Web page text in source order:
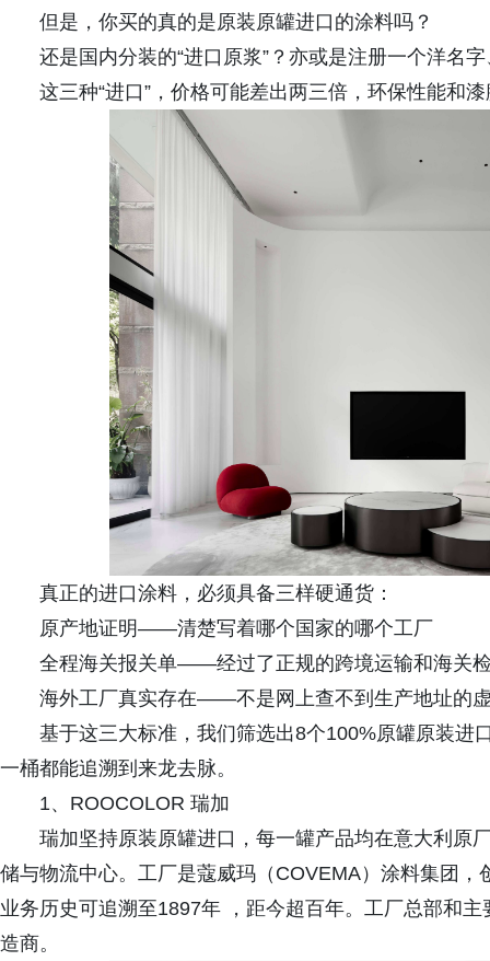
但是，你买的真的是原装原罐进口的涂料吗？
还是国内分装的“进口原浆”？亦或是注册一个洋名
这三种“进口”，价格可能差出两三倍，环保性能和
真正的进口涂料，必须具备三样硬通货：
原产地证明——清楚写着哪个国家的哪个工厂
全程海关报关单——经过了正规的跨境运输和海关
海外工厂真实存在——不是网上查不到生产地址的
基于这三大标准，我们筛选出8个100%原罐原装进
一桶都能追溯到来龙去脉。
1、ROOCOLOR 瑞加
瑞加坚持原装原罐进口，每一罐产品均在意大利原
储与物流中心。工厂是蔻威玛（COVEMA）涂料集团
业务历史可追溯至1897年 ，距今超百年。工厂总部和
造商。